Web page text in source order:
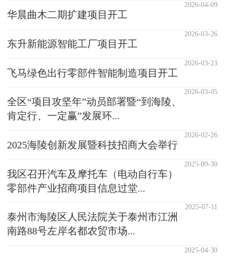
2026-04-09
华晨曲木二期扩建项目开工
2026-03-26
东升新能源智能工厂项目开工
2026-03-23
飞马绿色出行零部件智能制造项目开工
2026-03-05
全区“项目攻坚年”动员部署暨“到海陵、
肯定行、一定赢”发展环...
2026-02-26
2025海陵创新发展暨科技招商大会举行
2025-09-30
我区召开汽车及摩托车（电动自行车）
零部件产业招商项目信息过堂...
2025-07-11
泰州市海陵区人民法院关于泰州市江洲
南路88号左岸名都农贸市场...
2025-04-30